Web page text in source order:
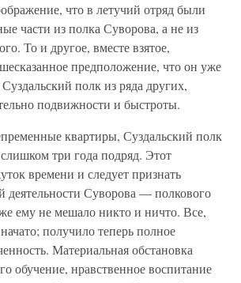
что в летучий отряд были
части из полка Суворова, а не из
То и другое, вместе взятое,
предположение, что он уже
полк из ряда других,
подвижности и быстроты.
квартиры, Суздальский полк
три года подряд. Этот
времени и следует признать
деятельности Суворова — полкового
ему не мешало никто и ничто. Все,
получило теперь полное
Материальная обстановка
обучение, нравственное воспитание